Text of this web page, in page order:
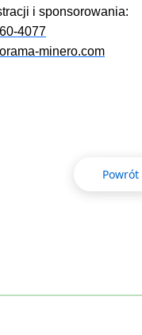
i sponsorowania:
4077
minero.com